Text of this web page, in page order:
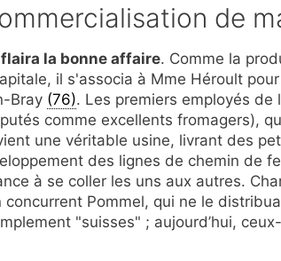
de
la bonne affaire. Comme la
il s'associa à Mme Héroult pour
Bray (76). Les premiers employés de
comme excellents fromagers),
une véritable usine, livrant des
des lignes de chemin de
à se coller les uns aux autres.
Pommel, qui ne le
"suisses" ; aujourd’hui,